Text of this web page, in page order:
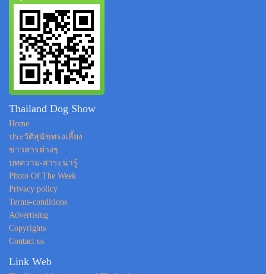
Thailand Dog Show
Home
ประวัติสุนัขทรงเลี้ยง
ข่าวสารต่างๆ
บทความ-สาระน่ารู้
Photo Of The Week
Privacy policy
Terms-conditions
Advertising
Copyrights
Contact us
Link Web